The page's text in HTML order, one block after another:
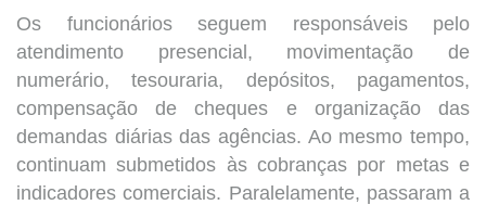
Os funcionários seguem responsáveis pelo
atendimento presencial, movimentação de
numerário, tesouraria, depósitos, pagamentos,
compensação de cheques e organização das
demandas diárias das agências. Ao mesmo tempo,
continuam submetidos às cobranças por metas e
indicadores comerciais. Paralelamente, passaram a